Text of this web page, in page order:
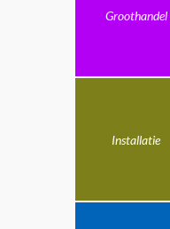
Groothandel
Installatie